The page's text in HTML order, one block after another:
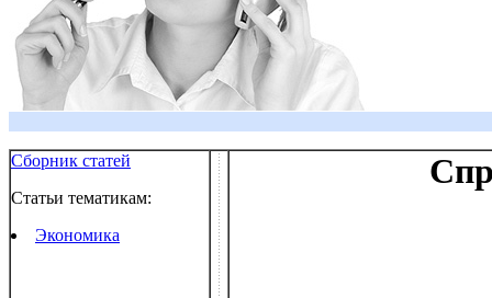
Сборник статей
Статьи тематикам:
Экономика